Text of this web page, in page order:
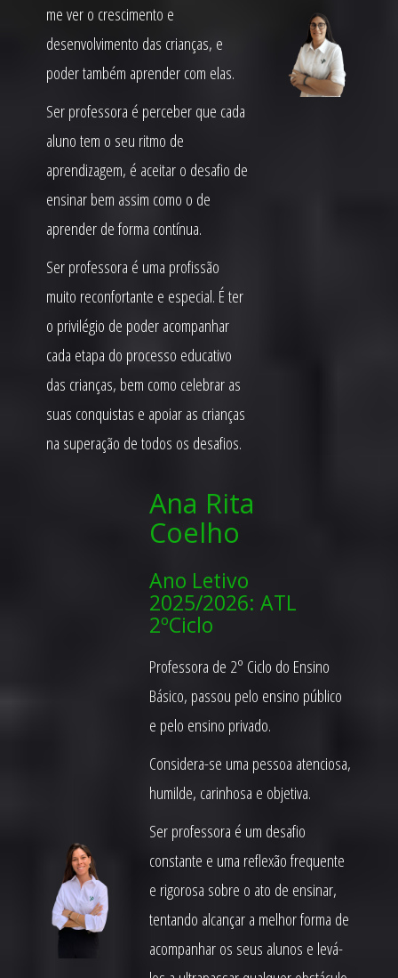
me ver o crescimento e
desenvolvimento das crianças, e
poder também aprender com elas.
Ser professora é perceber que cada
aluno tem o seu ritmo de
aprendizagem, é aceitar o desafio de
ensinar bem assim como o de
aprender de forma contínua.
Ser professora é uma profissão
muito reconfortante e especial. É ter
o privilégio de poder acompanhar
cada etapa do processo educativo
das crianças, bem como celebrar as
suas conquistas e apoiar as crianças
na superação de todos os desafios.
Ana Rita
Coelho
Ano Letivo
2025/2026: ATL
2ºCiclo
Professora de 2º Ciclo do Ensino
Básico, passou pelo ensino público
e pelo ensino privado.
Considera-se uma pessoa atenciosa,
humilde, carinhosa e objetiva.
Ser professora é um desafio
constante e uma reflexão frequente
e rigorosa sobre o ato de ensinar,
tentando alcançar a melhor forma de
acompanhar os seus alunos e levá-